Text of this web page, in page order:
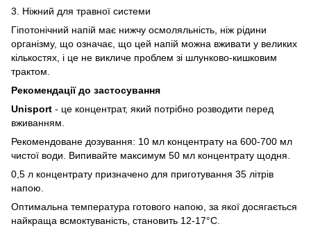
3. Ніжний для травної системи
Гіпотонічний напій має нижчу осмоляльність, ніж рідини
організму, що означає, що цей напій можна вживати у великих
кількостях, і це не викличе проблем зі шлунково-кишковим
трактом.
Рекомендації до застосування
Unisport - це концентрат, який потрібно розводити перед
вживанням.
Рекомендоване дозування: 10 мл концентрату на 600-700 мл
чистої води. Випивайте максимум 50 мл концентрату щодня.
0,5 л концентрату призначено для приготування 35 літрів
напою.
Оптимальна температура готового напою, за якої досягається
найкраща всмоктуваність, становить 12-17°C.